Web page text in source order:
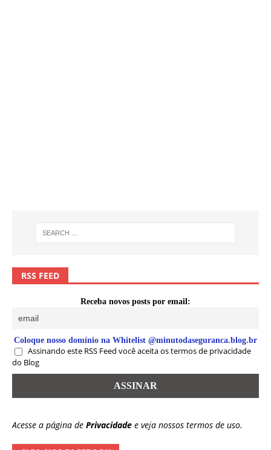
RSS FEED
Receba novos posts por email:
Coloque nosso domínio na Whitelist @minutodaseguranca.blog.br
Assinando este RSS Feed você aceita os termos de privacidade
do Blog
Acesse a página de Privacidade e veja nossos termos de uso.